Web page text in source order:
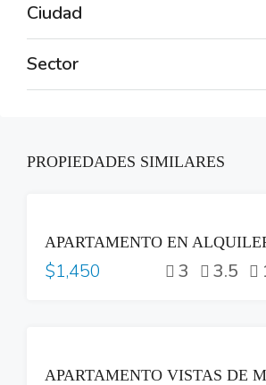
Ciudad
Sector
PROPIEDADES SIMILARES
$1,450 3 3.5
APARTAMENTO VISTAS DE